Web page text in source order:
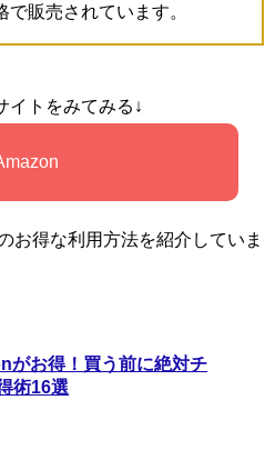
販売されています。
イトをみてみる↓
お得な利用方法を紹介していま
がお得！買う前に絶対チ
術16選